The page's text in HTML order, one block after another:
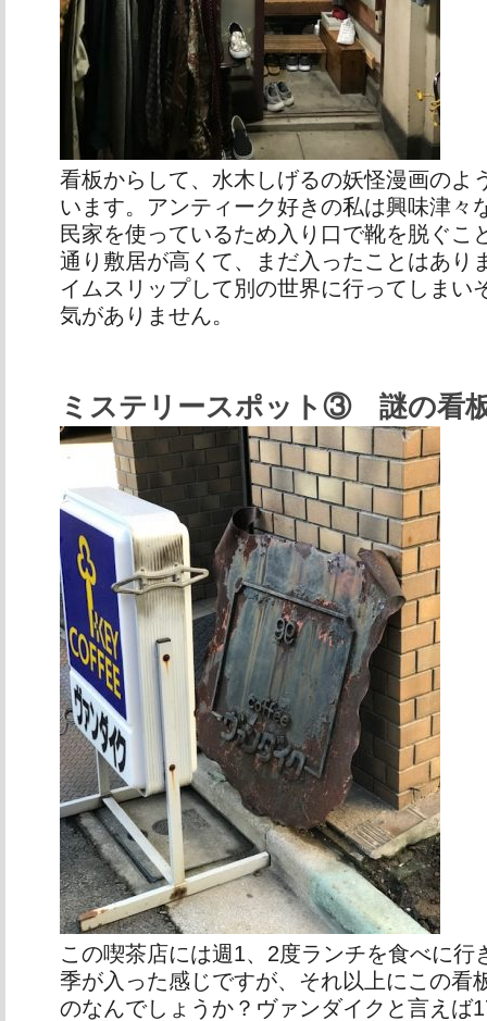
看板からして、水木しげるの妖怪漫画のよ
います。アンティーク好きの私は興味津々
民家を使っているため入り口で靴を脱ぐこ
通り敷居が高くて、まだ入ったことはあり
イムスリップして別の世界に行ってしまい
気がありません。
ミステリースポット③ 謎の看
この喫茶店には週1、2度ランチを食べに行
季が入った感じですが、それ以上にこの看
のなんでしょうか？ヴァンダイクと言えば